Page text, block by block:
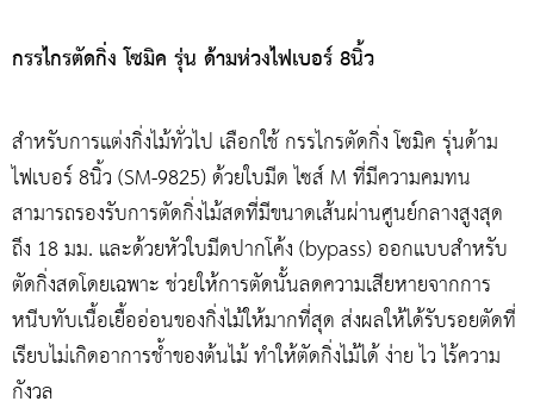
กรรไกรตัดกิ่ง โซมิค รุ่น ด้ามห่วงไฟเบอร์ 8นิ้ว
สำหรับการแต่งกิ่งไม้ทั่วไป เลือกใช้ กรรไกรตัดกิ่ง โซมิค รุ่นด้าม
ไฟเบอร์ 8นิ้ว (SM-9825) ด้วยใบมีด ไซส์ M ที่มีความคมทน
สามารถรองรับการตัดกิ่งไม้สดที่มีขนาดเส้นผ่านศูนย์กลางสูงสุด
ถึง 18 มม. และด้วยหัวใบมีดปากโค้ง (bypass) ออกแบบสำหรับ
ตัดกิ่งสดโดยเฉพาะ ช่วยให้การตัดนั้นลดความเสียหายจากการ
หนีบทับเนื้อเยื้ออ่อนของกิ่งไม้ให้มากที่สุด ส่งผลให้ได้รับรอยตัดที่
เรียบไม่เกิดอาการช้ำของต้นไม้ ทำให้ตัดกิ่งไม้ได้ ง่าย ไว ไร้ความ
กังวล